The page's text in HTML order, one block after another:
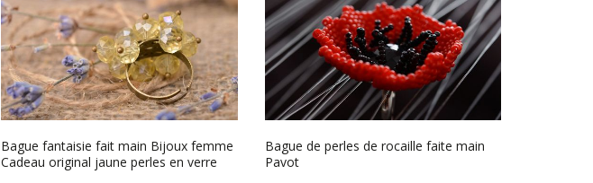
Bague fantaisie fait main Bijoux femme
Cadeau original jaune perles en verre
Bague de perles de rocaille faite main
Pavot